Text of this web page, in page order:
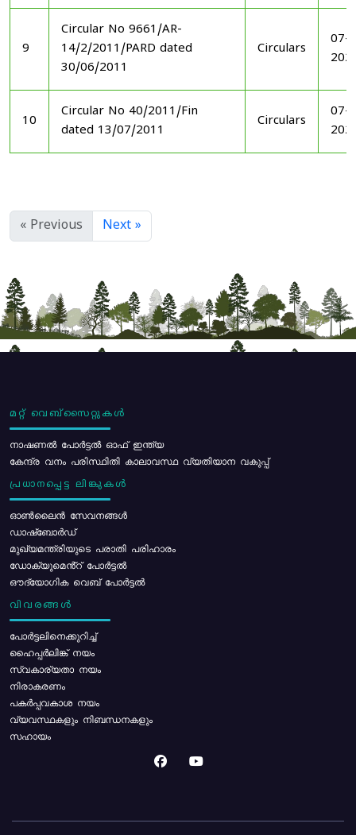
9
Circular No 9661/AR-
14/2/2011/PARD dated
30/06/2011
Circulars
07-
10
Circular No 40/2011/Fin
dated 13/07/2011
Circulars
07-
« Previous Next »
മറ്റ് വെബ്സൈറ്റുകൾ
നാഷണൽ പോർട്ടൽ ഓഫ് ഇന്ത്യ
കേന്ദ്ര വനം പരിസ്ഥിതി കാലാവസ്ഥ വ്യതിയാന വകുപ്പ്
പ്രധാനപ്പെട്ട ലിങ്കുകൾ
ഓൺലൈൻ സേവനങ്ങൾ
ഡാഷ്ബോർഡ്
മുഖ്യമന്ത്രിയുടെ പരാതി പരിഹാരം
ഡോക്യുമെൻ്റ് പോർട്ടൽ
ഔദ്യോഗിക വെബ് പോർട്ടൽ
വിവരങ്ങൾ
പോര്‍ട്ടലിനെക്കുറിച്ച്
ഹൈപ്പർലിങ്ക് നയം
സ്വകാര്യതാ നയം
നിരാകരണം
പകർപ്പവകാശ നയം
വ്യവസ്ഥകളും നിബന്ധനകളും
സഹായം